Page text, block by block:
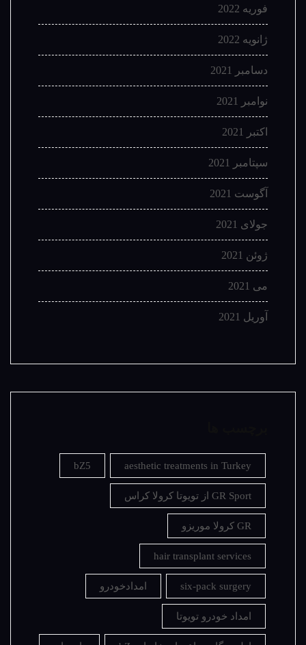
فوریه 2022
ژانویه 2022
دسامبر 2021
نوامبر 2021
اکتبر 2021
سپتامبر 2021
آگوست 2021
جولای 2021
ژوئن 2021
می 2021
آوریل 2021
aesthetic treatments in Turkey
bZ5
GR Sport از تویوتا کرولا کراس
GR کرولا موریزو
hair transplant services
six-pack surgery امدادخودرو
امداد خودرو تویوتا